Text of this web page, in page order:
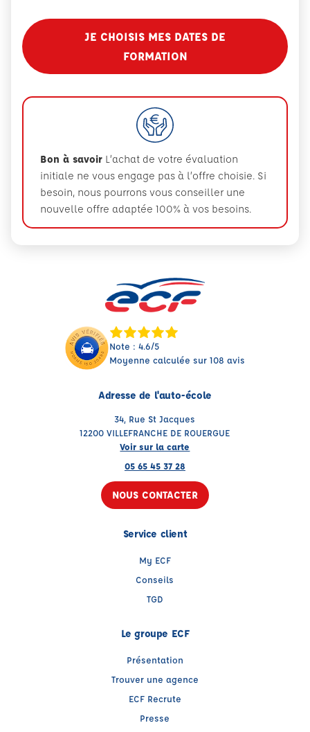
JE CHOISIS MES DATES DE
FORMATION
Bon à savoir L’achat de votre évaluation
initiale ne vous engage pas à l’offre choisie. Si
besoin, nous pourrons vous conseiller une
nouvelle offre adaptée 100% à vos besoins.
Note : 4.6/5
Moyenne calculée sur 108 avis
Adresse de l'auto-école
34, Rue St Jacques
12200 VILLEFRANCHE DE ROUERGUE
Voir sur la carte
05 65 45 37 28
NOUS CONTACTER
Service client
My ECF
Conseils
TGD
Le groupe ECF
Présentation
Trouver une agence
ECF Recrute
Presse